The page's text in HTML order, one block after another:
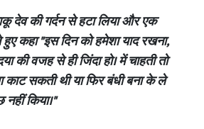
देव की गर्दन से हटा लिया और एक
कहा "इस दिन को हमेशा याद रखना,
की वजह से ही जिंदा हो। में चाहती तो
काट सकती थी या फिर बंधी बना के ले
किया।"